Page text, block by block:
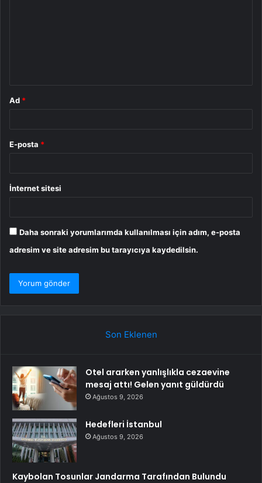
Ad *
E-posta *
İnternet sitesi
Daha sonraki yorumlarımda kullanılması için adım, e-posta
adresim ve site adresim bu tarayıcıya kaydedilsin.
Son Eklenen
Otel ararken yanlışlıkla cezaevine
mesaj attı! Gelen yanıt güldürdü
Ağustos 9, 2026
Hedefleri İstanbul
Ağustos 9, 2026
Kaybolan Tosunlar Jandarma Tarafından Bulundu